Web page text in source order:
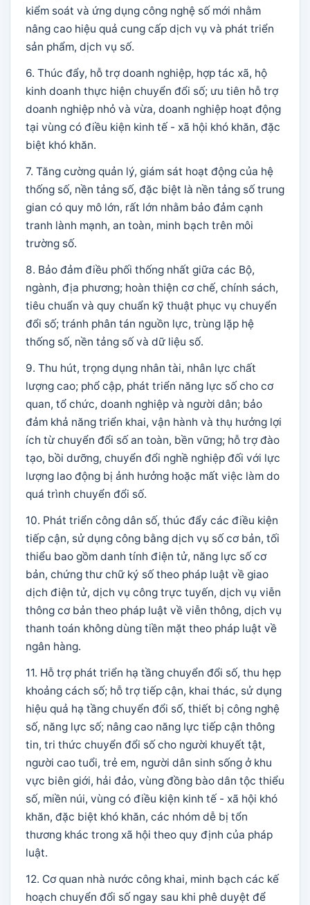
kiểm soát và ứng dụng công nghệ số mới nhằm
nâng cao hiệu quả cung cấp dịch vụ và phát triển
sản phẩm, dịch vụ số.
6. Thúc đẩy, hỗ trợ doanh nghiệp, hợp tác xã, hộ
kinh doanh thực hiện chuyển đổi số; ưu tiên hỗ trợ
doanh nghiệp nhỏ và vừa, doanh nghiệp hoạt động
tại vùng có điều kiện kinh tế - xã hội khó khăn, đặc
biệt khó khăn.
7. Tăng cường quản lý, giám sát hoạt động của hệ
thống số, nền tảng số, đặc biệt là nền tảng số trung
gian có quy mô lớn, rất lớn nhằm bảo đảm cạnh
tranh lành mạnh, an toàn, minh bạch trên môi
trường số.
8. Bảo đảm điều phối thống nhất giữa các Bộ,
ngành, địa phương; hoàn thiện cơ chế, chính sách,
tiêu chuẩn và quy chuẩn kỹ thuật phục vụ chuyển
đổi số; tránh phân tán nguồn lực, trùng lặp hệ
thống số, nền tảng số và dữ liệu số.
9. Thu hút, trọng dụng nhân tài, nhân lực chất
lượng cao; phổ cập, phát triển năng lực số cho cơ
quan, tổ chức, doanh nghiệp và người dân; bảo
đảm khả năng triển khai, vận hành và thụ hưởng lợi
ích từ chuyển đổi số an toàn, bền vững; hỗ trợ đào
tạo, bồi dưỡng, chuyển đổi nghề nghiệp đối với lực
lượng lao động bị ảnh hưởng hoặc mất việc làm do
quá trình chuyển đổi số.
10. Phát triển công dân số, thúc đẩy các điều kiện
tiếp cận, sử dụng công bằng dịch vụ số cơ bản, tối
thiểu bao gồm danh tính điện tử, năng lực số cơ
bản, chứng thư chữ ký số theo pháp luật về giao
dịch điện tử, dịch vụ công trực tuyến, dịch vụ viễn
thông cơ bản theo pháp luật về viễn thông, dịch vụ
thanh toán không dùng tiền mặt theo pháp luật về
ngân hàng.
11. Hỗ trợ phát triển hạ tầng chuyển đổi số, thu hẹp
khoảng cách số; hỗ trợ tiếp cận, khai thác, sử dụng
hiệu quả hạ tầng chuyển đổi số, thiết bị công nghệ
số, năng lực số; nâng cao năng lực tiếp cận thông
tin, tri thức chuyển đổi số cho người khuyết tật,
người cao tuổi, trẻ em, người dân sinh sống ở khu
vực biên giới, hải đảo, vùng đồng bào dân tộc thiểu
số, miền núi, vùng có điều kiện kinh tế - xã hội khó
khăn, đặc biệt khó khăn, các nhóm dễ bị tổn
thương khác trong xã hội theo quy định của pháp
luật.
12. Cơ quan nhà nước công khai, minh bạch các kế
hoạch chuyển đổi số ngay sau khi phê duyệt để